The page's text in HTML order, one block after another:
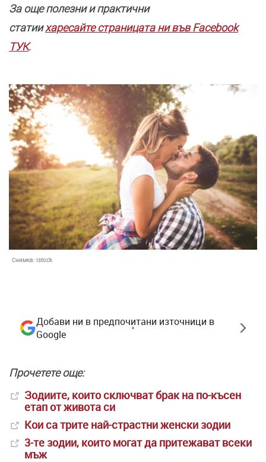
За още полезни и практични
статиихаресайте страницата ни във Facebook
ТУК.
Снимка: Istock
Добави ни в предпочитани източници в
Google
Прочетете още:
Зодиите, които сключват брак на по-късен
етап от живота си
Кои са трите най-страстни женски зодии
3-те зодии, които могат да притежават всеки
мъж